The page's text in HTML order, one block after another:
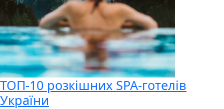
ТОП-10 розкішних SPA-готелів
України